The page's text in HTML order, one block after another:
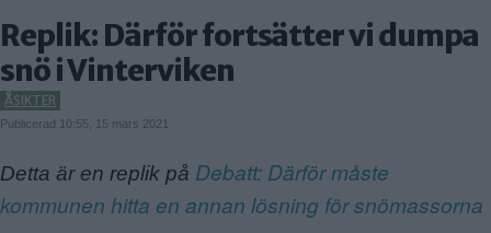
Replik: Därför fortsätter vi dumpa
snö i Vinterviken
ÅSIKTER
Publicerad 10:55, 15 mars 2021
Detta är en replik på Debatt: Därför måste
kommunen hitta en annan lösning för snömassorna